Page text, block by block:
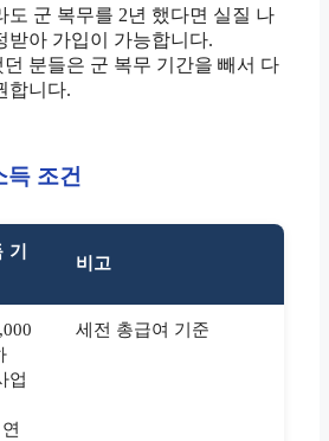
도 군 복무를 2년 했다면 실질 나
받아 가입이 가능합니다.
분들은 군 복무 기간을 빼서 다
합니다.
조건
기
비고
업
세전 총급여 기준